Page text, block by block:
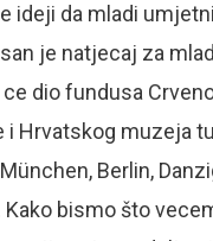
ideji da mladi
je natjecaj za
dio fundusa
Hrvatskog muzeja
Berlin,
bismo što